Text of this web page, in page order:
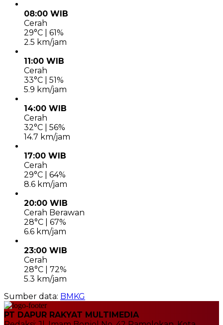
08:00 WIB
Cerah
29°C | 61%
2.5 km/jam
11:00 WIB
Cerah
33°C | 51%
5.9 km/jam
14:00 WIB
Cerah
32°C | 56%
14.7 km/jam
17:00 WIB
Cerah
29°C | 64%
8.6 km/jam
20:00 WIB
Cerah Berawan
28°C | 67%
6.6 km/jam
23:00 WIB
Cerah
28°C | 72%
5.3 km/jam
Sumber data: BMKG
PT DAPUR RAKYAT MULTIMEDIA